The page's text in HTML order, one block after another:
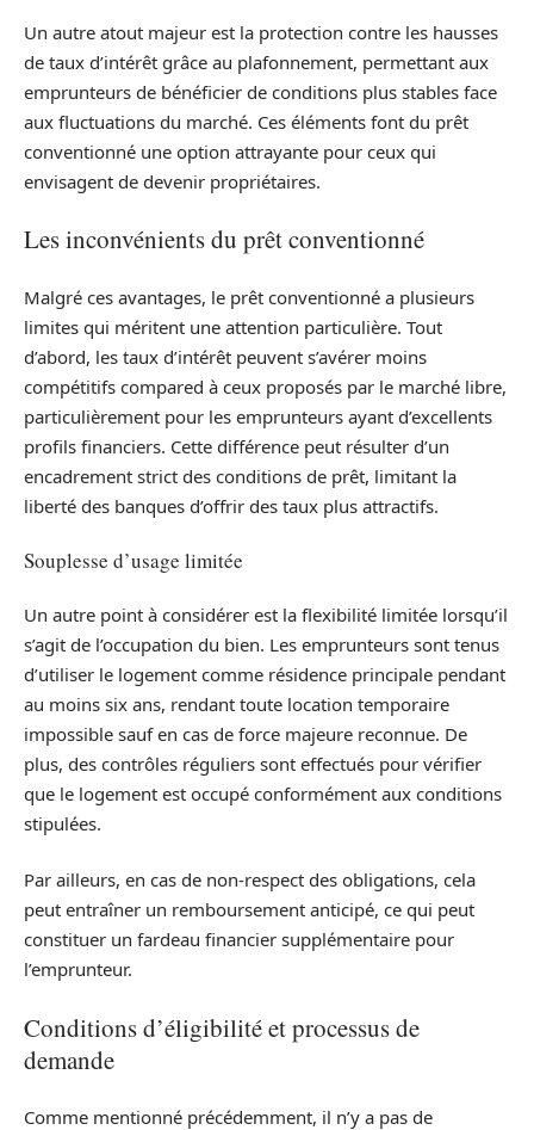
Un autre atout majeur est la protection contre les hausses
de taux d’intérêt grâce au plafonnement, permettant aux
emprunteurs de bénéficier de conditions plus stables face
aux fluctuations du marché. Ces éléments font du prêt
conventionné une option attrayante pour ceux qui
envisagent de devenir propriétaires.
Les inconvénients du prêt conventionné
Malgré ces avantages, le prêt conventionné a plusieurs
limites qui méritent une attention particulière. Tout
d’abord, les taux d’intérêt peuvent s’avérer moins
compétitifs compared à ceux proposés par le marché libre,
particulièrement pour les emprunteurs ayant d’excellents
profils financiers. Cette différence peut résulter d’un
encadrement strict des conditions de prêt, limitant la
liberté des banques d’offrir des taux plus attractifs.
Souplesse d’usage limitée
Un autre point à considérer est la flexibilité limitée lorsqu’il
s’agit de l’occupation du bien. Les emprunteurs sont tenus
d’utiliser le logement comme résidence principale pendant
au moins six ans, rendant toute location temporaire
impossible sauf en cas de force majeure reconnue. De
plus, des contrôles réguliers sont effectués pour vérifier
que le logement est occupé conformément aux conditions
stipulées.
Par ailleurs, en cas de non-respect des obligations, cela
peut entraîner un remboursement anticipé, ce qui peut
constituer un fardeau financier supplémentaire pour
l’emprunteur.
Conditions d’éligibilité et processus de
demande
Comme mentionné précédemment, il n’y a pas de